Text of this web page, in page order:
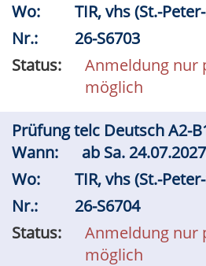
Wo:
TIR, vhs (St.-
Nr.:
26-S6703
Status:
Anmeldung nur
möglich
Prüfung telc Deutsch A2-
Wann:
ab Sa.
Wo:
TIR, vhs (St.-
Nr.:
26-S6704
Status:
Anmeldung nur
möglich